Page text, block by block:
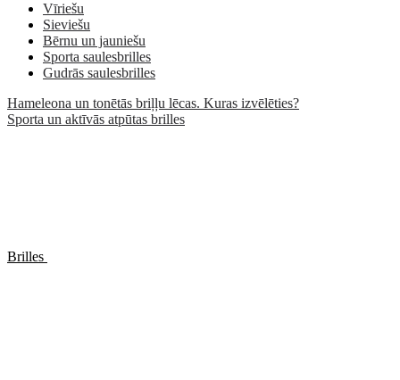
Vīriešu
Sieviešu
Bērnu un jauniešu
Sporta saulesbrilles
Gudrās saulesbrilles
Hameleona un tonētās briļļu lēcas. Kuras izvēlēties?
Sporta un aktīvās atpūtas brilles
Brilles